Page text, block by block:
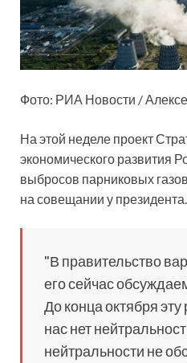
Фото: РИА Новости /
На этой неделе проект
экономического развития
выбросов парниковых
на совещании у президента.
"В правительство
его сейчас
До конца октября
нас нет
нейтральности не